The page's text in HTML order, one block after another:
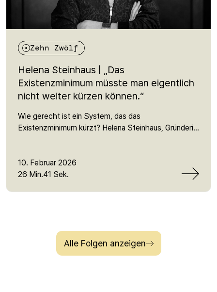
Zehn Zwölf
Helena Steinhaus | „Das
Existenzminimum müsste man eigentlich
nicht weiter kürzen können.“
Wie gerecht ist ein System, das das
Existenzminimum kürzt? Helena Steinhaus, Gründerin
welche Mythen über „Sozialbetrug“ sich hartnäckig
halten – und was hinter der aktuellen Reform der
vorbeischrammen. Ein Satz, der bleibt: „Es ist
letztendlich einfach Klassenkampf.“
10. Februar 2026
26 Min.41 Sek.
Alle Folgen anzeigen